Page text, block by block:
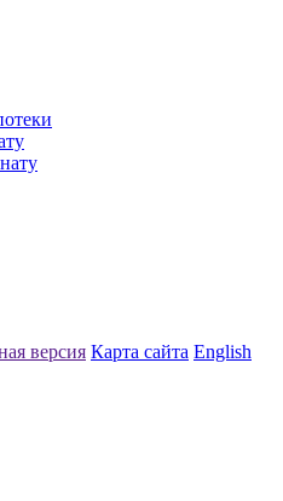
версия Карта сайта English